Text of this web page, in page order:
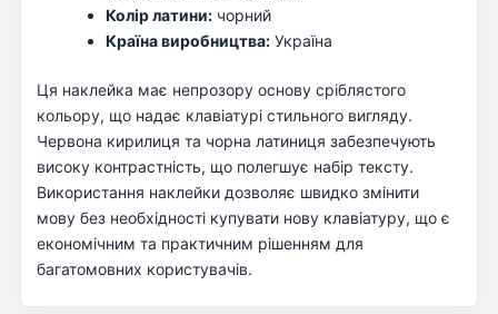
Колір латини: чорний
Країна виробництва: Україна
Ця наклейка має непрозору основу сріблястого
кольору, що надає клавіатурі стильного вигляду.
Червона кирилиця та чорна латиниця забезпечують
високу контрастність, що полегшує набір тексту.
Використання наклейки дозволяє швидко змінити
мову без необхідності купувати нову клавіатуру, що є
економічним та практичним рішенням для
багатомовних користувачів.